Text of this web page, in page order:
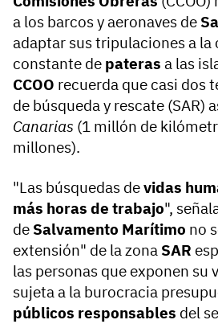
a los barcos y aeronaves de
adaptar sus tripulaciones a la
constante de pateras a las
CCOO recuerda que casi dos
de búsqueda y rescate (SAR)
Canarias (1 millón de
millones).
"Las búsquedas devidas
más horas de trabajo",
de Salvamento Marítimo no
extensión" de la zona SAR
las personas que exponen su
sujeta a la burocracia
públicos responsables del